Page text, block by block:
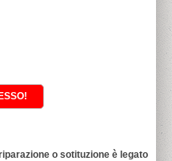
o sotituzione è legato